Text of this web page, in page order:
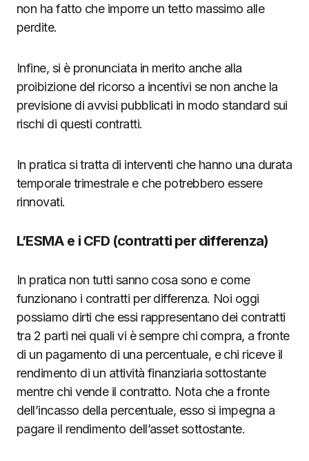
non ha fatto che imporre un tetto massimo alle
perdite.
Infine, si è pronunciata in merito anche alla
proibizione del ricorso a incentivi se non anche la
previsione di avvisi pubblicati in modo standard sui
rischi di questi contratti.
In pratica si tratta di interventi che hanno una durata
temporale trimestrale e che potrebbero essere
rinnovati.
L’ESMA e i CFD (contratti per differenza)
In pratica non tutti sanno cosa sono e come
funzionano i contratti per differenza. Noi oggi
possiamo dirti che essi rappresentano dei contratti
tra 2 parti nei quali vi è sempre chi compra, a fronte
di un pagamento di una percentuale, e chi riceve il
rendimento di un attività finanziaria sottostante
mentre chi vende il contratto. Nota che a fronte
dell’incasso della percentuale, esso si impegna a
pagare il rendimento dell’asset sottostante.